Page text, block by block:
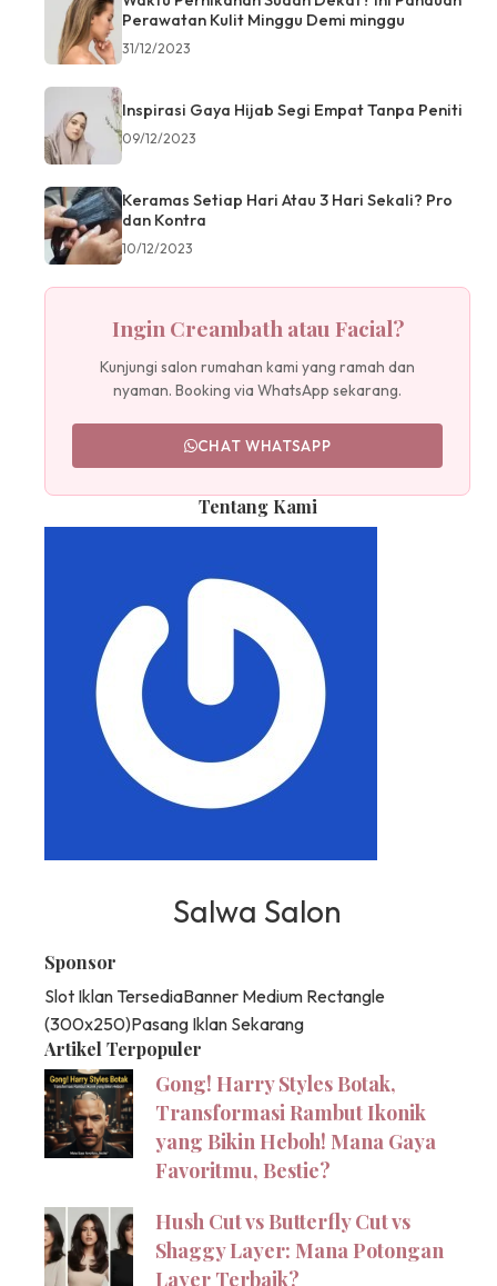
Perawatan Kulit Minggu Demi minggu
31/12/2023
Inspirasi Gaya Hijab Segi Empat Tanpa Peniti
09/12/2023
Keramas Setiap Hari Atau 3 Hari Sekali? Pro
dan Kontra
10/12/2023
Ingin Creambath atau Facial?
Kunjungi salon rumahan kami yang ramah dan
nyaman. Booking via WhatsApp sekarang.
CHAT WHATSAPP
Tentang Kami
Salwa Salon
Sponsor
Slot Iklan TersediaBanner Medium Rectangle
(300x250)Pasang Iklan Sekarang
Artikel Terpopuler
Gong! Harry Styles Botak,
Transformasi Rambut Ikonik
yang Bikin Heboh! Mana Gaya
Favoritmu, Bestie?
Hush Cut vs Butterfly Cut vs
Shaggy Layer: Mana Potongan
Layer Terbaik?